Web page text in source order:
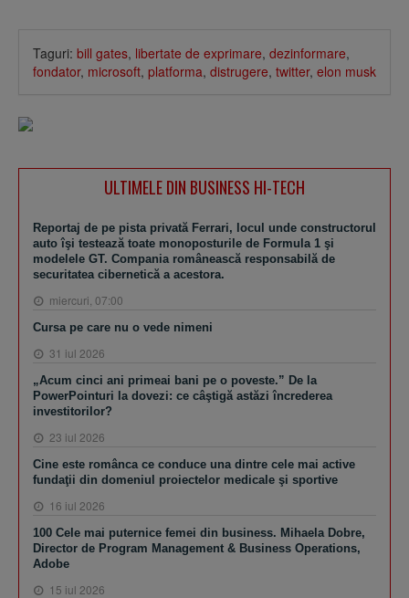
Taguri: bill gates, libertate de exprimare, dezinformare,
fondator, microsoft, platforma, distrugere, twitter, elon musk
ULTIMELE DIN BUSINESS HI-TECH
Reportaj de pe pista privată Ferrari, locul unde constructorul
auto îşi testează toate monoposturile de Formula 1 şi
modelele GT. Compania românească responsabilă de
securitatea cibernetică a acestora.
miercuri, 07:00
Cursa pe care nu o vede nimeni
31 iul 2026
„Acum cinci ani primeai bani pe o poveste.” De la
PowerPointuri la dovezi: ce câştigă astăzi încrederea
investitorilor?
23 iul 2026
Cine este românca ce conduce una dintre cele mai active
fundaţii din domeniul proiectelor medicale şi sportive
16 iul 2026
100 Cele mai puternice femei din business. Mihaela Dobre,
Director de Program Management & Business Operations,
Adobe
15 iul 2026